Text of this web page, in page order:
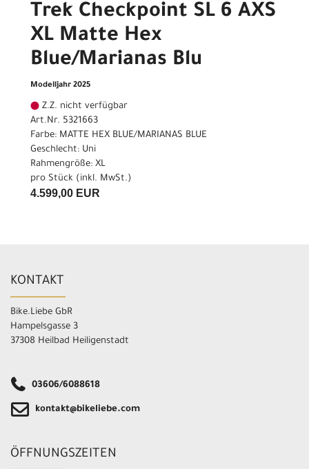
Trek Checkpoint SL 6 AXS
XL Matte Hex
Blue/Marianas Blu
Modelljahr 2025
Z.Z. nicht verfügbar
Art.Nr. 5321663
Farbe: MATTE HEX BLUE/MARIANAS BLUE
Geschlecht: Uni
Rahmengröße: XL
pro Stück (inkl. MwSt.)
4.599,00 EUR
KONTAKT
Bike.Liebe GbR
Hampelsgasse 3
37308 Heilbad Heiligenstadt
03606/6088618
kontakt@bikeliebe.com
ÖFFNUNGSZEITEN